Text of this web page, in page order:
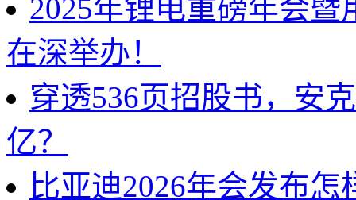
2025年锂电重磅年会
在深举办！
穿透536页招股书，安
亿？
比亚迪2026年会发布